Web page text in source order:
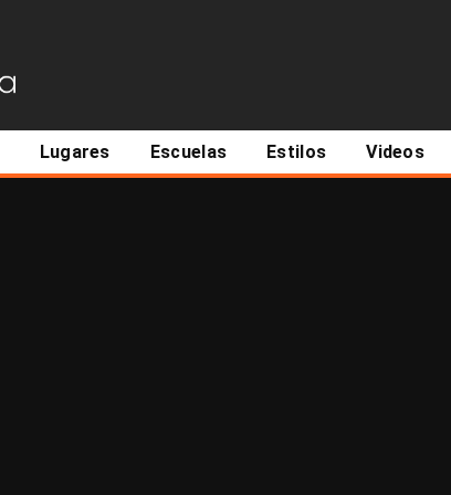
Lugares Escuelas Estilos Videos